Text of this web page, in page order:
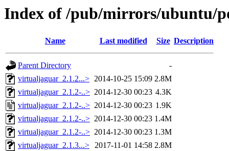
Index of /pub/mirrors/ubuntu/
Name Last modified Size Description
Parent Directory
-
virtualjaguar_2.1.2...> 2014-10-25 15:09 2.8M
virtualjaguar_2.1.2-..> 2014-12-30 00:23 4.3K
virtualjaguar_2.1.2-..> 2014-12-30 00:23 1.9K
virtualjaguar_2.1.2-..> 2014-12-30 00:23 1.4M
virtualjaguar_2.1.2-..> 2014-12-30 00:23 1.3M
virtualjaguar_2.1.3...> 2017-11-01 14:58 2.8M